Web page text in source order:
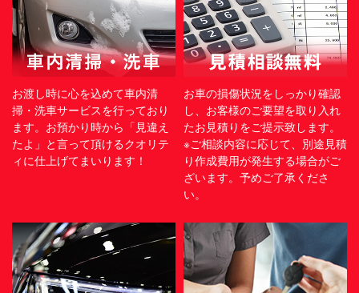
お渡し時に心を込めて車内清
掃・洗車サービスを行っており
ます。お預かり時から「見違え
たよ」と言って頂けるクオリテ
ィに仕上げてまいります！
お車の損傷状況をしっかり確認
し、お客様のご要望を取り入れ
たお見積りをご提示致します。
※ご相談内容に応じて、別途見積
り作成費用が発生する場合がご
ざいます。予めご了承くださ
い。